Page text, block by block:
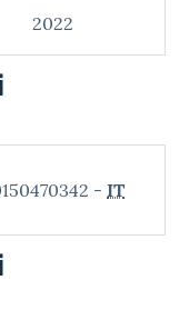
2022
- IT